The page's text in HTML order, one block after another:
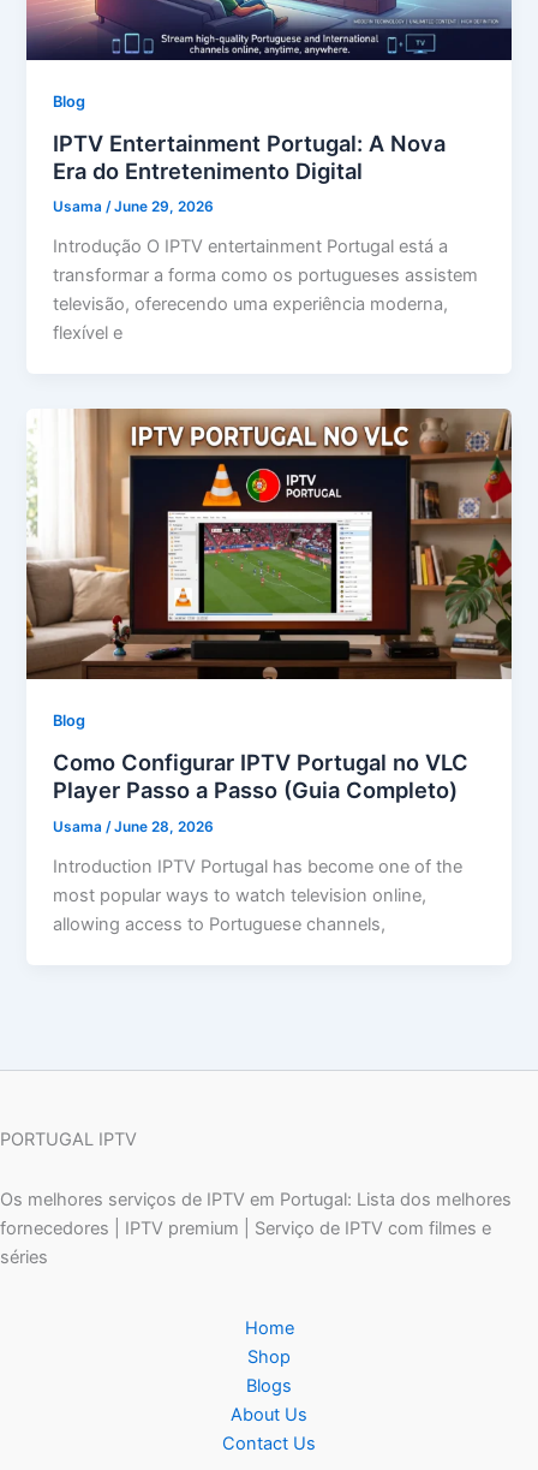
Blog
IPTV Entertainment Portugal: A Nova
Era do Entretenimento Digital
Usama/June 29, 2026
Introdução O IPTV entertainment Portugal está a
transformar a forma como os portugueses assistem
televisão, oferecendo uma experiência moderna,
flexível e
Blog
Como Configurar IPTV Portugal no VLC
Player Passo a Passo (Guia Completo)
Usama/June 28, 2026
Introduction IPTV Portugal has become one of the
most popular ways to watch television online,
allowing access to Portuguese channels,
PORTUGAL IPTV
Os melhores serviços de IPTV em Portugal: Lista dos melhores
fornecedores | IPTV premium | Serviço de IPTV com filmes e
séries
Home
Shop
Blogs
About Us
Contact Us